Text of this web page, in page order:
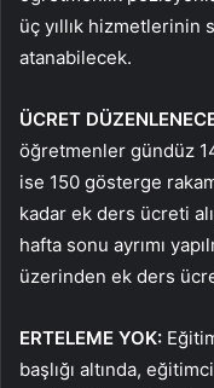
üç yıllık
atanabilecek.
ÜCRET
öğretmenler gündüz
ise 150 gösterge
kadar ek ders ücreti
hafta sonu ayrımı
üzerinden ek ders
ERTELEME YOK:
başlığı altında,